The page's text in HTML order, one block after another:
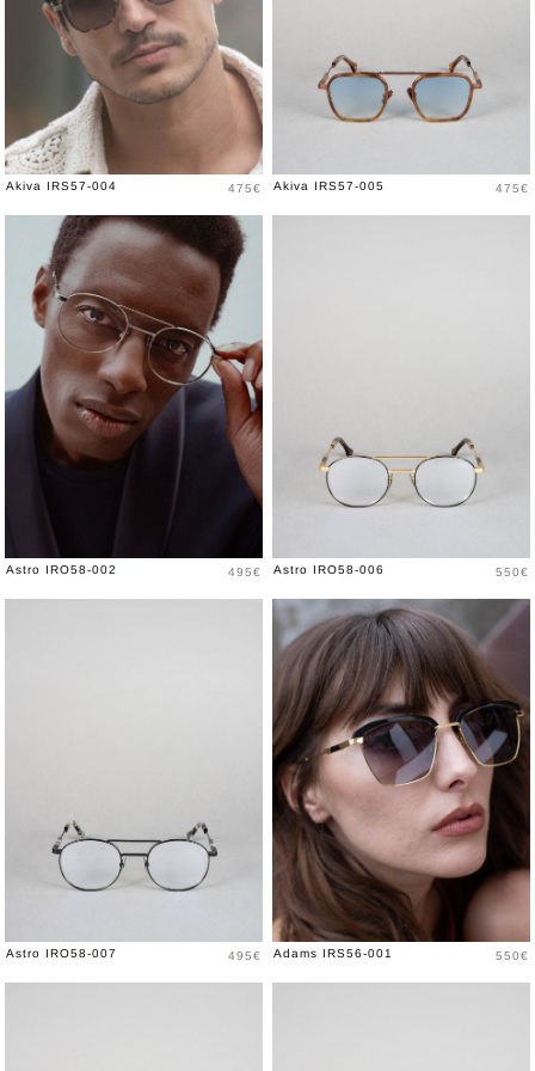
Akiva IRS57-004 Prix
475€ Akiva IRS57-005 Prix
475€
Astro IRO58-002 Prix
495€ Astro IRO58-006 Prix
550€
Astro IRO58-007 Prix
495€ Adams IRS56-001 Prix
550€